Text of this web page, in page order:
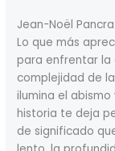
Jean-Noël
Lo que más
para enfrentar la
complejidad de
ilumina el
historia te deja
de significado